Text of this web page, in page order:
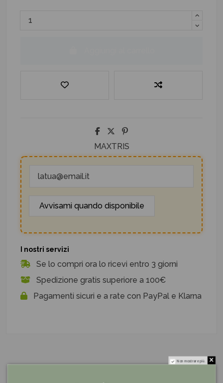
MAXTRIS
I nostri servizi
Se lo compri ora lo ricevi entro 3 giorni
Spedizione gratis superiore a 100€
Pagamenti sicuri e a rate con PayPal e Klarna
Non mostrare più.